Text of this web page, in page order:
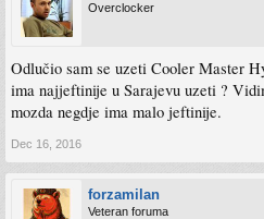
Overclocker
Odlučio sam se uzeti Cooler Master
ima najjeftinije u Sarajevu uzeti ?
mozda negdje ima malo jeftinije.
Dec 16, 2016
forzamilan
Veteran foruma